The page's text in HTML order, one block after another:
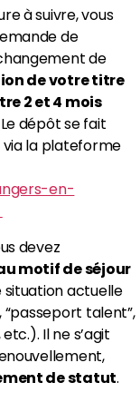
à suivre, vous
de
de
de votre titre
2 et 4 mois
Le dépôt se fait
la plateforme
en-
devez
motif de séjour
actuelle
“passeport talent”,
etc.). Il ne s’agit
de statut.